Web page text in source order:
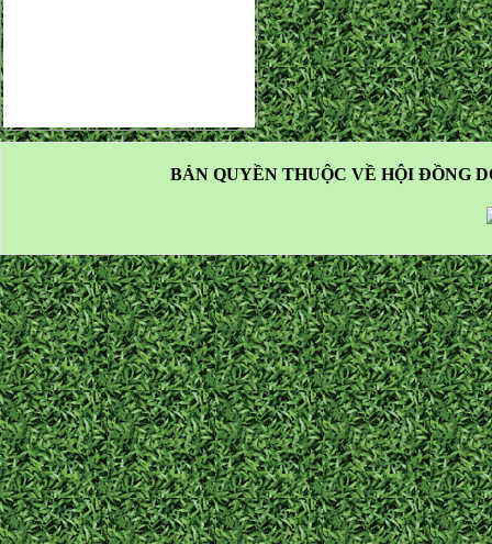
BẢN QUYỀN THUỘC VỀ HỘI ĐỒNG